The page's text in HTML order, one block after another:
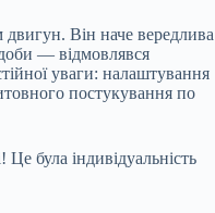
Він наче вередлива
— відмовлявся
уваги: налаштування
постукування по
була індивідуальність